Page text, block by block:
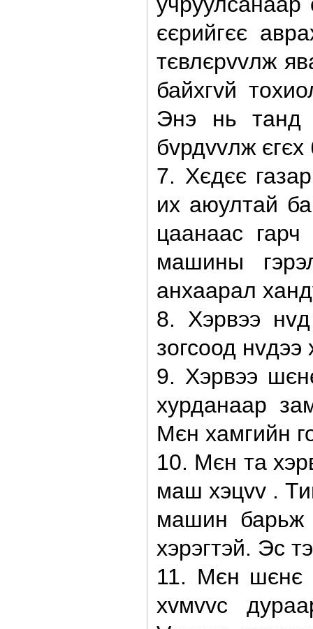
єєрийгєє
тєвлєрvvлж
байхгvй
Энэ нь танд
бvрдvvлж єгєх
7. Хєдєє
их аюултай
цаанаас
машины
анхаарал
8. Хэрвээ
зогсоод нvдээ
9. Хэрвээ
хурданаар
Мєн хамгийн
10. Мєн та
маш хэцvv .
машин барьж
хэрэгтэй. Эс
11. Мєн шєнє
хvмvvс